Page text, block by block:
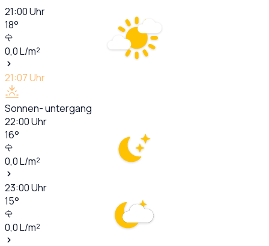
21:00Uhr
18°
0,0L/m²
21:07Uhr
Sonnen- untergang
22:00Uhr
16°
0,0L/m²
23:00Uhr
15°
0,0L/m²